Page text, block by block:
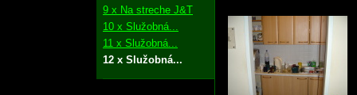
9 x Na streche J&T
10 x Služobná...
11 x Služobná...
12 x Služobná...